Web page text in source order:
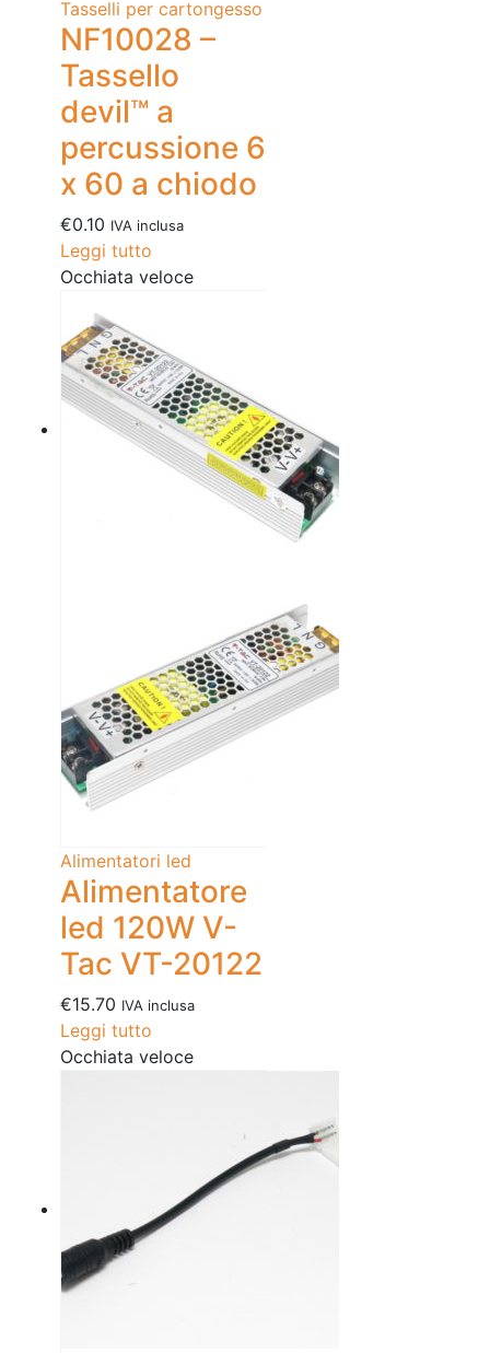
Tasselli per cartongesso
NF10028 –
Tassello
devil™ a
percussione 6
x 60 a chiodo
€0.10 IVA inclusa
Leggi tutto
Occhiata veloce
Alimentatori led
Alimentatore
led 120W V-
Tac VT-20122
€15.70 IVA inclusa
Leggi tutto
Occhiata veloce